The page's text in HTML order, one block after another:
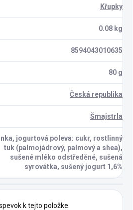
Křupky
0.08 kg
8594043010635
80 g
Česká republika
Šmajstrla
jogurtová poleva: cukr, rostlinný
tuk (palmojádrový, palmový a shea),
sušené mléko odstředěné, sušená
syrovátka, sušený jogurt 1,6%
k tejto položke.